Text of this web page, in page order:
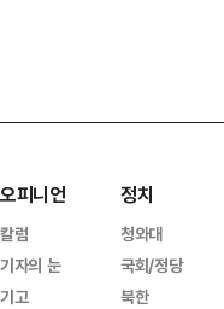
오피니언
칼럼
기자의 눈
기고
정치
청와대
국회/정당
북한